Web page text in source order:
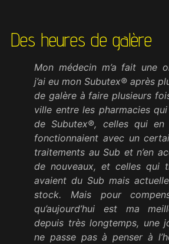
Des heures de galère
Mon médecin m’a fait une
j’ai eu mon Subutex® après
de galère à faire plusieurs
ville entre les pharmacies qui
de Subutex®, celles qui en
fonctionnaient avec un
traitements au Sub et n’en
de nouveaux, et celles qui
avaient du Sub mais
stock. Mais pour
qu’aujourd’hui est ma
depuis très longtemps, une
ne passe pas à penser à